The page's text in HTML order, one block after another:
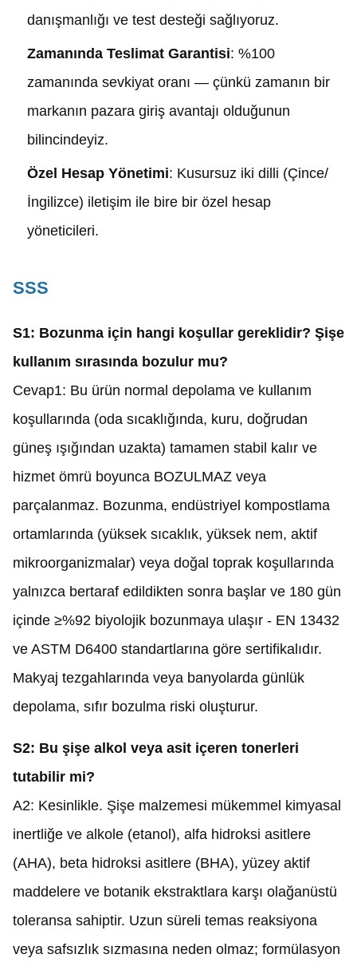
danışmanlığı ve test desteği sağlıyoruz.
Zamanında Teslimat Garantisi: %100
zamanında sevkiyat oranı — çünkü zamanın bir
markanın pazara giriş avantajı olduğunun
bilincindeyiz.
Özel Hesap Yönetimi: Kusursuz iki dilli (Çince/
İngilizce) iletişim ile bire bir özel hesap
yöneticileri.
SSS
S1: Bozunma için hangi koşullar gereklidir? Şişe
kullanım sırasında bozulur mu?
Cevap1: Bu ürün normal depolama ve kullanım
koşullarında (oda sıcaklığında, kuru, doğrudan
güneş ışığından uzakta) tamamen stabil kalır ve
hizmet ömrü boyunca BOZULMAZ veya
parçalanmaz. Bozunma, endüstriyel kompostlama
ortamlarında (yüksek sıcaklık, yüksek nem, aktif
mikroorganizmalar) veya doğal toprak koşullarında
yalnızca bertaraf edildikten sonra başlar ve 180 gün
içinde ≥%92 biyolojik bozunmaya ulaşır - EN 13432
ve ASTM D6400 standartlarına göre sertifikalıdır.
Makyaj tezgahlarında veya banyolarda günlük
depolama, sıfır bozulma riski oluşturur.
S2: Bu şişe alkol veya asit içeren tonerleri
tutabilir mi?
A2: Kesinlikle. Şişe malzemesi mükemmel kimyasal
inertliğe ve alkole (etanol), alfa hidroksi asitlere
(AHA), beta hidroksi asitlere (BHA), yüzey aktif
maddelere ve botanik ekstraktlara karşı olağanüstü
toleransa sahiptir. Uzun süreli temas reaksiyona
veya safsızlık sızmasına neden olmaz; formülasyon